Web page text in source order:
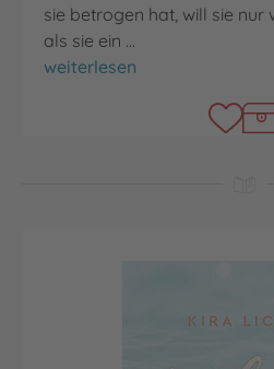
sie betrogen hat, will sie nur
als sie ein …
Taking Chances
weiterlesen